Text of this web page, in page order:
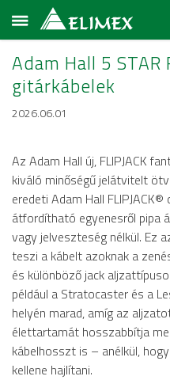
Adam Hall 5 STAR
gitárkábelek
2026.06.01
Az Adam Hall új, FLIPJACK
kiváló minőségű jelátvitelt
eredeti Adam Hall
átfordítható egyenesről pipa
vagy jelveszteség nélkül. Ez
teszi a kábelt azoknak a
és különböző jack
például a Stratocaster és a
helyén marad, amíg az
élettartamát hosszabbítja
kábelhosszt is – anélkül,
kellene hajlítani.